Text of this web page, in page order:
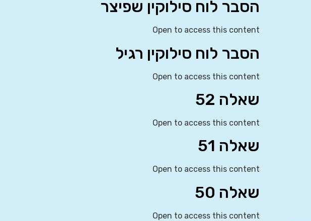
הסבר לוח סילוקין שפיצר
Open to access this content
הסבר לוח סילוקין רגיל
Open to access this content
שאלה 52
Open to access this content
שאלה 51
Open to access this content
שאלה 50
Open to access this content